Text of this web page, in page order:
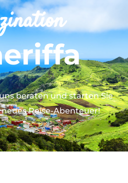
beraten und starten Sie
Reise-Abenteuer!